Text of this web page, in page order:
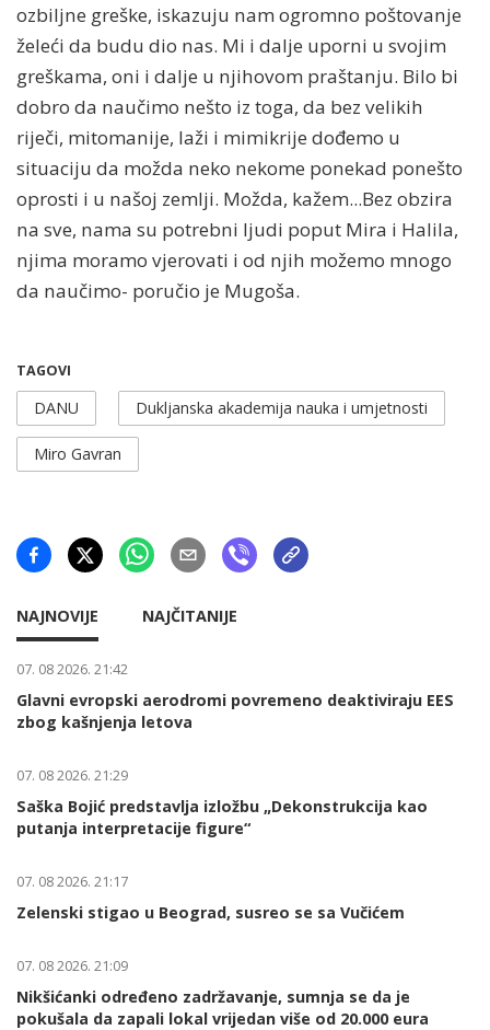
ozbiljne greške, iskazuju nam ogromno poštovanje
želeći da budu dio nas. Mi i dalje uporni u svojim
greškama, oni i dalje u njihovom praštanju. Bilo bi
dobro da naučimo nešto iz toga, da bez velikih
riječi, mitomanije, laži i mimikrije dođemo u
situaciju da možda neko nekome ponekad ponešto
oprosti i u našoj zemlji. Možda, kažem...Bez obzira
na sve, nama su potrebni ljudi poput Mira i Halila,
njima moramo vjerovati i od njih možemo mnogo
da naučimo- poručio je Mugoša.
TAGOVI
DANU Dukljanska akademija nauka i umjetnosti
Miro Gavran
NAJNOVIJE NAJČITANIJE
07. 08 2026. 21:42
Glavni evropski aerodromi povremeno deaktiviraju EES
zbog kašnjenja letova
07. 08 2026. 21:29
Saška Bojić predstavlja izložbu „Dekonstrukcija kao
putanja interpretacije figure“
07. 08 2026. 21:17
Zelenski stigao u Beograd, susreo se sa Vučićem
07. 08 2026. 21:09
Nikšićanki određeno zadržavanje, sumnja se da je
pokušala da zapali lokal vrijedan više od 20.000 eura